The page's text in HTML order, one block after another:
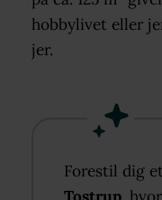
hobbylivet eller
jer.
Forestil dig